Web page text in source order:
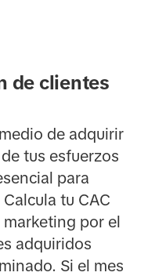
de clientes
de adquirir
tus esfuerzos
para
tu CAC
por el
adquiridos
Si el mes